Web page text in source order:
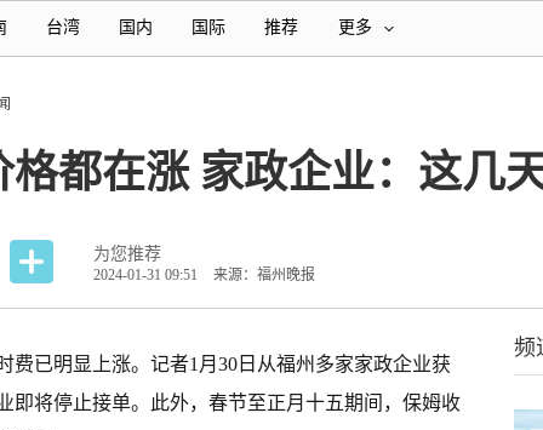
台湾 国内 国际 推荐 更多
都在涨 家政企业：这几
为您推荐
2024-01-31 09:51 来源：福州晚报
费已明显上涨。记者1月30日从福州多家家政企业获
即将停止接单。此外，春节至正月十五期间，保姆收
频